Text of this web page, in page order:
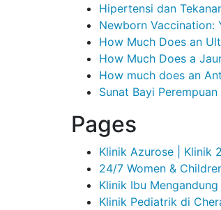
Hipertensi dan
Newborn Vaccination:
How Much Does an
How Much Does a
How much does an
Sunat Bayi
Pages
Klinik Azurose | Klinik
24/7 Women &
Klinik Ibu
Klinik Pediatrik di